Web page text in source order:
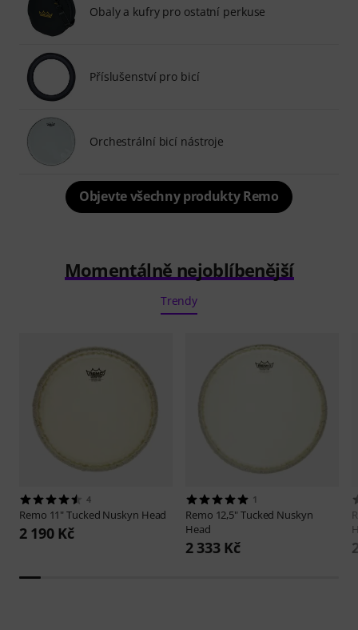
Obaly a kufry pro ostatní perkuse
Příslušenství pro bicí
Orchestrální bicí nástroje
Objevte všechny produkty Remo
Momentálně nejoblíbenější
Trendy
4
Remo 11" Tucked Nuskyn Head
2 190 Kč
1
Remo 12,5" Tucked Nuskyn
Head
2 333 Kč